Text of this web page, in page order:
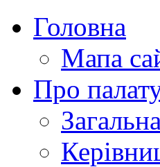
Головна
Мапа
Про